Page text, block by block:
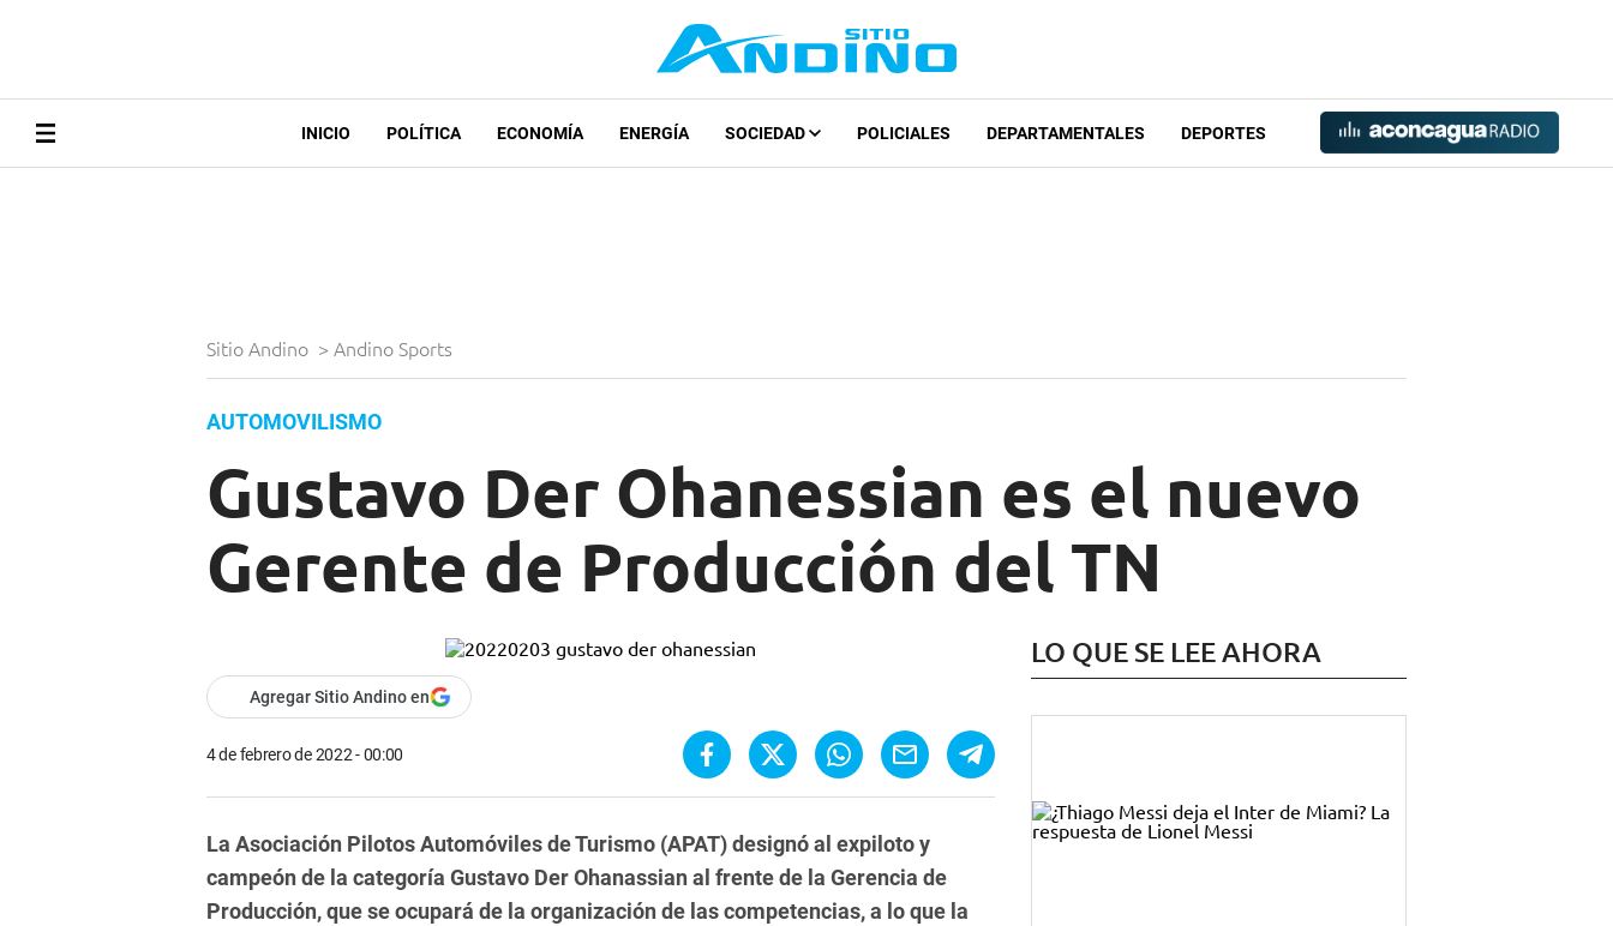
INICIO POLÍTICA ECONOMÍA ENERGÍA SOCIEDAD POLICIALES DEPARTAMENTALES DEPORTES
Sitio Andino > Andino Sports
AUTOMOVILISMO
Gustavo Der Ohanessian es el nuevo
Gerente de Producción del TN
Agregar Sitio Andino en
4 de febrero de 2022 - 00:00
La Asociación Pilotos Automóviles de Turismo (APAT) designó al expiloto y
campeón de la categoría Gustavo Der Ohanassian al frente de la Gerencia de
Producción, que se ocupará de la organización de las competencias, a lo que la
LO QUE SE LEE AHORA